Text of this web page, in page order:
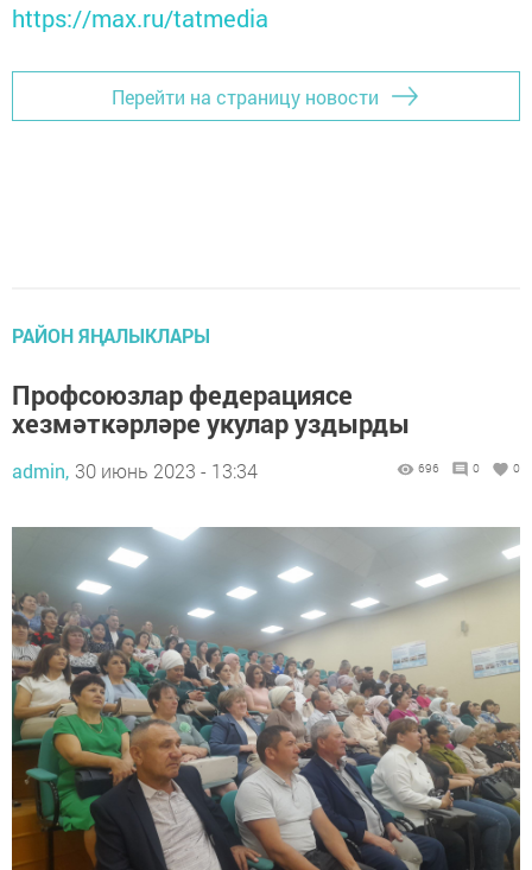
https://max.ru/tatmedia
Перейти на страницу новости
РАЙОН ЯҢАЛЫКЛАРЫ
Профсоюзлар федерациясе
хезмәткәрләре укулар уздырды
admin, 30 июнь 2023 - 13:34 696 0 0